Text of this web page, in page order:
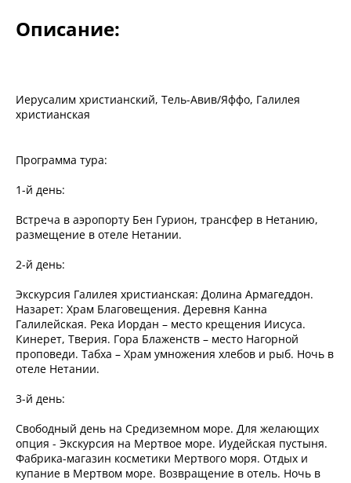
Описание:
Иерусалим христианский, Тель-Авив/Яффо, Галилея
христианская
Программа тура:
1-й день:
Встреча в аэропорту Бен Гурион, трансфер в Нетанию,
размещение в отеле Нетании.
2-й день:
Экскурсия Галилея христианская: Долина Армагеддон.
Назарет: Храм Благовещения. Деревня Канна
Галилейская. Река Иордан – место крещения Иисуса.
Кинерет, Тверия. Гора Блаженств – место Нагорной
проповеди. Табха – Храм умножения хлебов и рыб. Ночь в
отеле Нетании.
3-й день:
Свободный день на Средиземном море. Для желающих
опция - Экскурсия на Мертвое море. Иудейская пустыня.
Фабрика-магазин косметики Мертвого моря. Отдых и
купание в Мертвом море. Возвращение в отель. Ночь в